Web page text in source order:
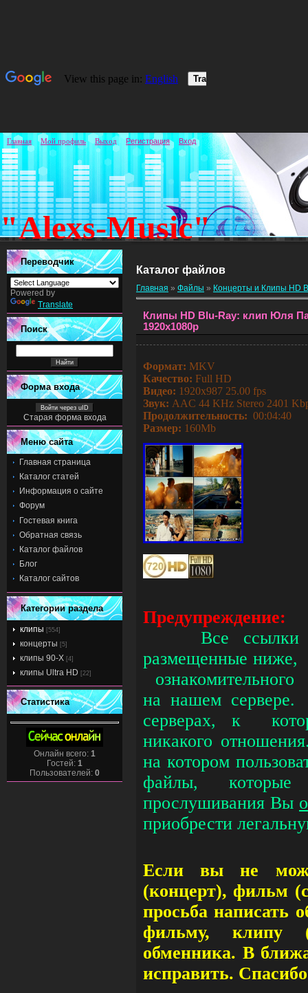
"Alexs-Music"
Главная Мой профиль Выход Регистрация Вход
Переводчик
Powered by
Translate
Поиск
Форма входа
Войти через uID
Старая форма входа
Меню сайта
Главная страница
Каталог статей
Информация о сайте
Форум
Гостевая книга
Обратная связь
Каталог файлов
Блог
Каталог сайтов
Категории раздела
клипы [554]
концерты [5]
клипы 90-Х [4]
клипы Ultra HD [22]
Статистика
Онлайн всего: 1
Гостей: 1
Пользователей: 0
Каталог файлов
Главная » Файлы » Концерты и Клипы HD
Клипы HD Blu-Ray: клип Юля
1920x1080р
Формат: MKV
Качество: Full HD
Видео: 1920x987 25.00 fps
Звук: AAC 44 KHz Stereo 2401
Продолжительность: 00:04:40
Размер: 160Mb
Предупреждение:
Все
размещенные ниже,
на нашем
серверах, к
никакого
на котором
файлы,
прослушивания Вы
приобрести
Если вы не
(концерт), фильм
просьба написать
фильму, клипу
обменника. В
исправить.